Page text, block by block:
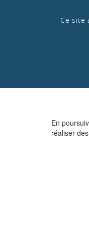
En
réaliser
Ce site